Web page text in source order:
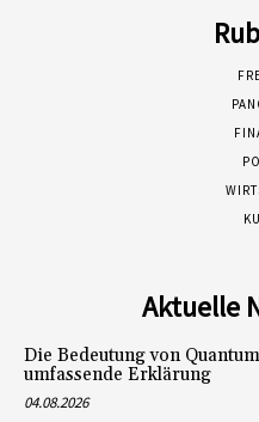
Aktuelle
Die Bedeutung von
umfassende Erklärung
04.08.2026